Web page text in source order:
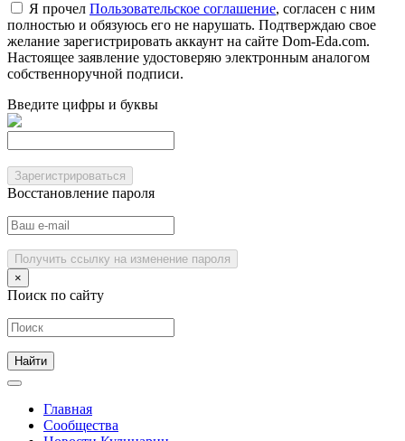
Я прочел Пользовательское соглашение, согласен с ним
полностью и обязуюсь его не нарушать. Подтверждаю свое
желание зарегистрировать аккаунт на сайте Dom-Eda.com.
Настоящее заявление удостоверяю электронным аналогом
собственноручной подписи.
Введите цифры и буквы
Зарегистрироваться
Восстановление пароля
Получить ссылку на изменение пароля
×
Поиск по сайту
Главная
Сообщества